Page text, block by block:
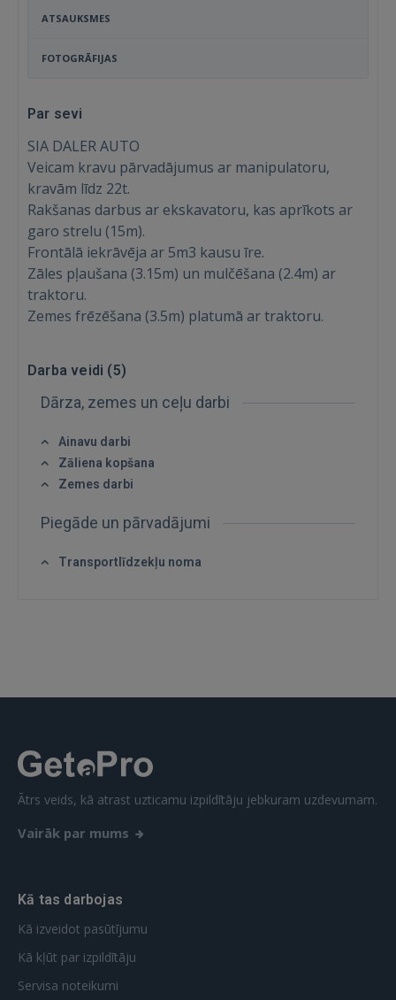
IENĀKT
Aizmirsāt paroli?
Vēl neesat reģistrējies?
REĢISTRĀCIJA
ATSAUKSMES
FOTOGRĀFIJAS
Par sevi
SIA DALER AUTO
Veicam kravu pārvadājumus ar manipulatoru,
kravām līdz 22t.
Rakšanas darbus ar ekskavatoru, kas aprīkots ar
garo strelu (15m).
Frontālā iekrāvēja ar 5m3 kausu īre.
Zāles pļaušana (3.15m) un mulčēšana (2.4m) ar
traktoru.
Zemes frēzēšana (3.5m) platumā ar traktoru.
Darba veidi (5)
Dārza, zemes un ceļu darbi
Ainavu darbi
Zāliena kopšana
Zemes darbi
Piegāde un pārvadājumi
Transportlīdzekļu noma
Ātrs veids, kā atrast uzticamu izpildītāju jebkuram uzdevumam.
Vairāk par mums
Kā tas darbojas
Kā izveidot pasūtījumu
Kā kļūt par izpildītāju
Servisa noteikumi